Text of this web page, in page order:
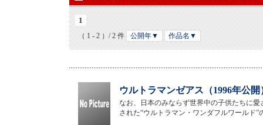
1
（ 1 - 2 ）/ 2 件 公開年▼ 作品名▼
ウルトラマンゼアス（1996年公開
なお、日本のみならず世界中の子供たちに
された“ウルトラマン・ワンダフルワールド